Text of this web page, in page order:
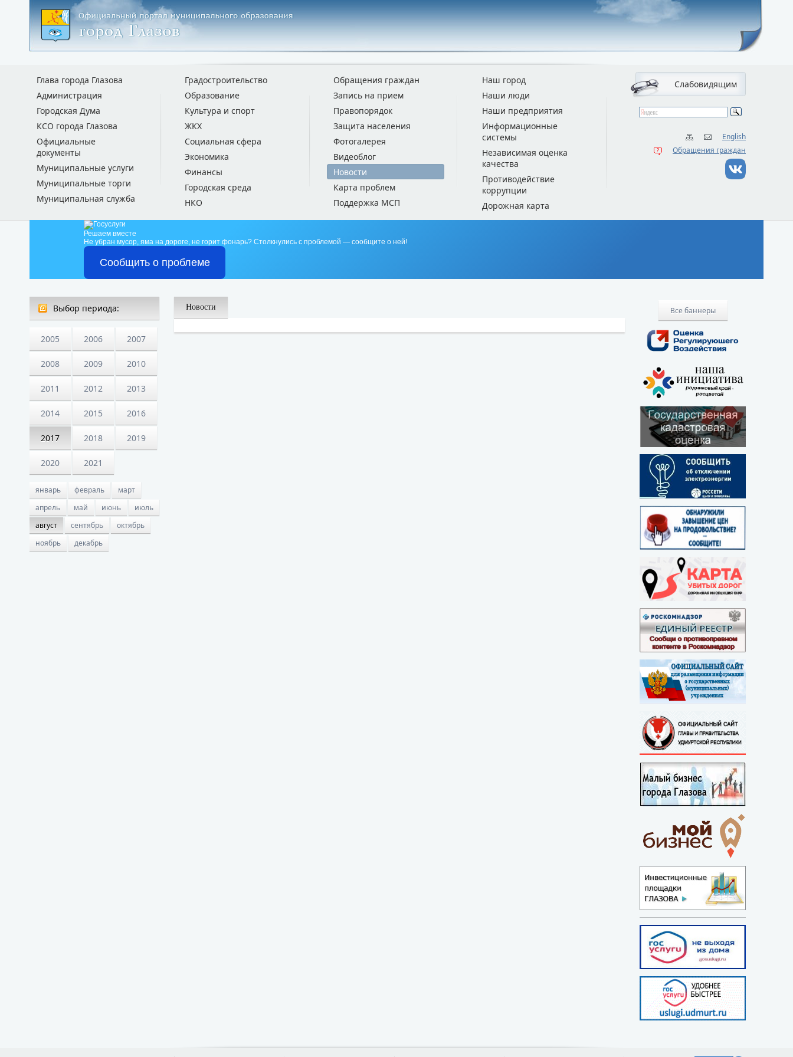
Слабовидящим
English
Обращения граждан
Глава города Глазова
Администрация
Городская Дума
КСО города Глазова
Официальные
документы
Муниципальные услуги
Муниципальные торги
Муниципальная служба
Градостроительство
Образование
Культура и спорт
ЖКХ
Социальная сфера
Экономика
Финансы
Городская среда
НКО
Обращения граждан
Запись на прием
Правопорядок
Защита населения
Фотогалерея
Видеоблог
Новости
Карта проблем
Поддержка МСП
Наш город
Наши люди
Наши предприятия
Информационные
системы
Независимая оценка
качества
Противодействие
коррупции
Дорожная карта
Решаем вместе
Не убран мусор, яма на дороге, не горит фонарь? Столкнулись с проблемой — сообщите о ней!
Сообщить о проблеме
Выбор периода:
2005 2006 2007
2008 2009 2010
2011 2012 2013
2014 2015 2016
2017 2018 2019
2020 2021
январь февраль
март
апрель
май июнь
июль
август
сентябрь
октябрь
ноябрь
декабрь
Все баннеры
Новости